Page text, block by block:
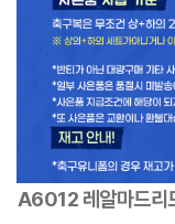
A6012 레알마드